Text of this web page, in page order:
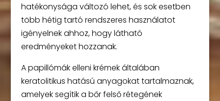
hatékonysága változó lehet, és sok esetben
több hétig tartó rendszeres használatot
igényelnek ahhoz, hogy látható
eredményeket hozzanak.
A papillómák elleni krémek általában
keratolitikus hatású anyagokat tartalmaznak,
amelyek segítik a bőr felső rétegének